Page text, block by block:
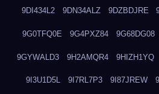
9DI434L2 9DN34ALZ 9DZBDJRE
9G0TFQ0E 9G4PXZ84 9G68DG08
9GYWALD3 9H2AMQR4 9HIZH1YQ
9I3U1D5L 9I7RL7P3 9I87JREW